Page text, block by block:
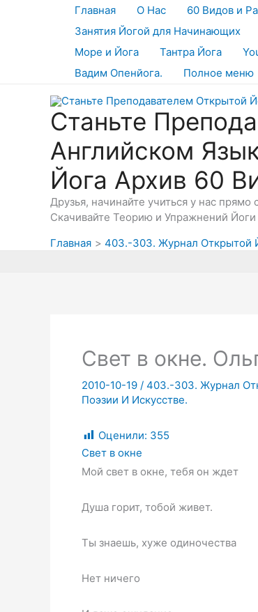
Главная О Нас 60 Видов и
Занятия Йогой для Начинающих
Море и Йога
Тантра Йога
Вадим Опенйога.
Полное меню
Станьте
Английском
Йога Архив 60
Друзья, начинайте учиться у нас
Скачивайте Теорию и Упражнений
Главная
403.-303. Журнал Открытой
Cвет в окне.
2010-10-19 / 403.-303. Журнал
Поэзии И Искусстве.
Оценили: 355
Cвет в окне
Мой свет в окне, тебя он ждет
Душа горит, тобой живет.
Ты знаешь, хуже одиночества
Нет ничего